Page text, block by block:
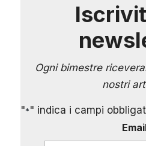
Ogni bimestre
nostri
"*" indica i campi